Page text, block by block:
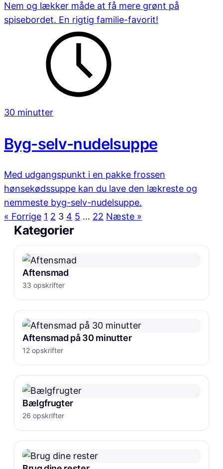
Nem og lækker måde at få mere grønt på
spisebordet. En rigtig familie-favorit!
30 minutter
Byg-selv-nudelsuppe
Med udgangspunkt i en pakke frossen
hønsekødssuppe kan du lave den lækreste og
nemmeste byg-selv-nudelsuppe.
« Forrige 1 2 3 4 5 … 22 Næste »
Kategorier
Aftensmad
33 opskrifter
Aftensmad på 30 minutter
12 opskrifter
Bælgfrugter
26 opskrifter